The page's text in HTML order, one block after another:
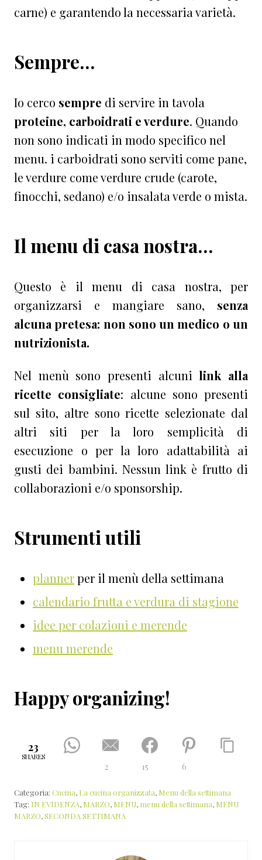
carne) e garantendo la necessaria varietà.
Sempre…
Io cerco sempre di servire in tavola
proteine, carboidrati e verdure. Quando
non sono indicati in modo specifico nel
menu. i carboidrati sono serviti come pane,
le verdure come verdure crude (carote,
finocchi, sedano) e/o insalata verde o mista.
Il menu di casa nostra…
Questo è il menu di casa nostra, per
organizzarsi e mangiare sano, senza
alcuna pretesa: non sono un medico o un
nutrizionista.
Nel menù sono presenti alcunilink alla
ricette consigliate: alcune sono presenti
sul sito, altre sono ricette selezionate dal
altri siti per la loro semplicità di
esecuzione o per la loro adattabilità ai
gusti dei bambini. Nessun link è frutto di
collaborazioni e/o sponsorship.
Strumenti utili
plannerper il menù della settimana
calendario frutta e verdura di stagione
idee per colazioni e merende
menu merende
Happy organizing!
23
SHARES
2 15 6
Categoria: Cucina, La cucina organizzata, Menu della settimana
Tag: IN EVIDENZA, MARZO, MENU, menu della settimana, MENU
MARZO,SECONDA SETTIMANA